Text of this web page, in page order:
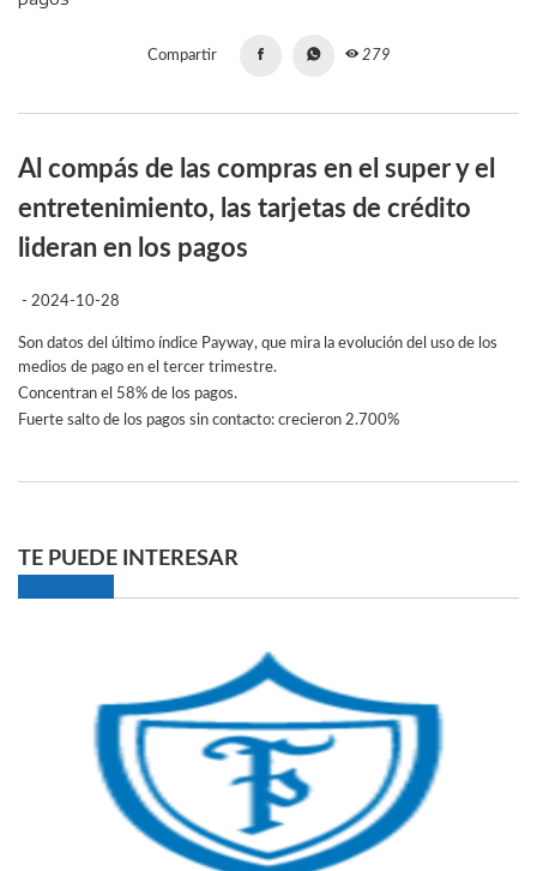
Compartir 279
Al compás de las compras en el super y el
entretenimiento, las tarjetas de crédito
lideran en los pagos
- 2024-10-28
Son datos del último índice Payway, que mira la evolución del uso de los
medios de pago en el tercer trimestre.
Concentran el 58% de los pagos.
Fuerte salto de los pagos sin contacto: crecieron 2.700%
TE PUEDE INTERESAR